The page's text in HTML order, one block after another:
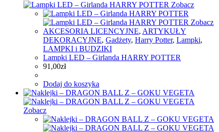
Zobacz
Zobacz
AKCESORIA LICENCYJNE, ARTYKUŁY
DEKORACYJNE, Gadżety, Harry Potter, Lampki,
LAMPKI i BUDZIKI
Lampki LED – Girlanda HARRY POTTER
91,00zł
Dodaj do koszyka
Zobacz